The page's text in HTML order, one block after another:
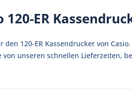
ER
120-ER Kassendrucker von
unseren schnellen Lieferzeiten,